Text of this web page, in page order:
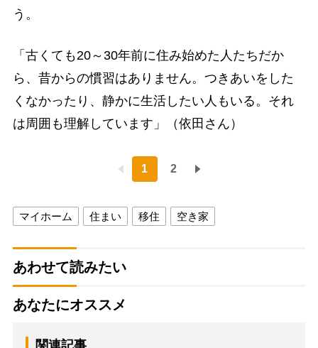
う。
「古くても20～30年前に住み始めた人たちだか
ら、昔からの慣習はありません。つきあいをした
くなかったり、静かに生活したい人もいる。それ
は周囲も理解しています」（依田さん）
1 2
マイホーム 住まい 移住 空き家
あわせて読みたい
あなたにオススメ
関連記事